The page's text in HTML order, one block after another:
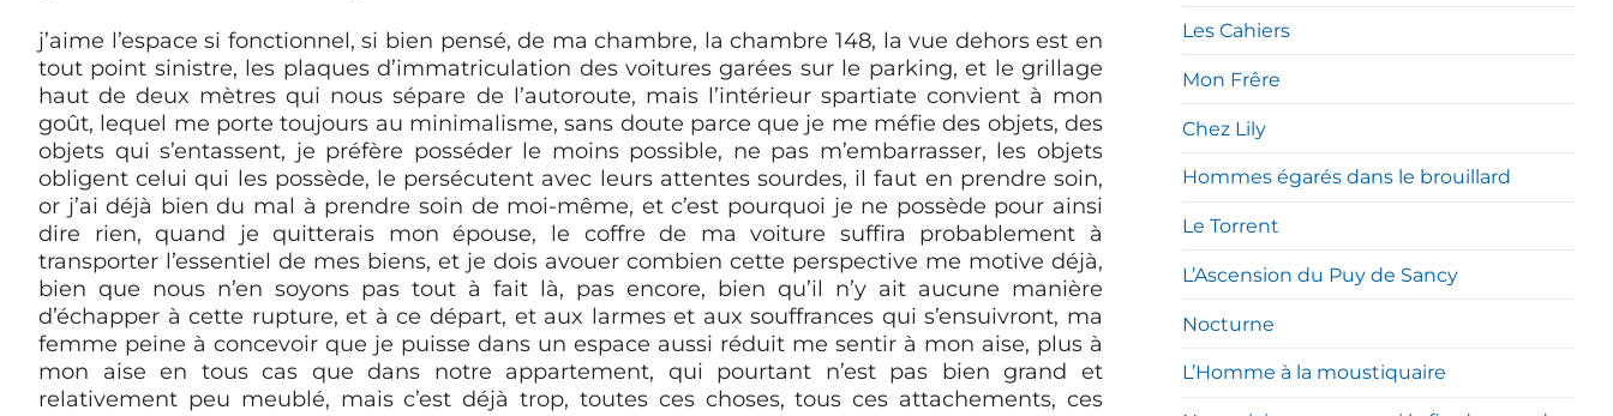
j’aime l’espace si fonctionnel, si bien pensé, de ma chambre, la chambre 148, la vue dehors est en
tout point sinistre, les plaques d’immatriculation des voitures garées sur le parking, et le grillage
haut de deux mètres qui nous sépare de l’autoroute, mais l’intérieur spartiate convient à mon
goût, lequel me porte toujours au minimalisme, sans doute parce que je me méfie des objets, des
objets qui s’entassent, je préfère posséder le moins possible, ne pas m’embarrasser, les objets
obligent celui qui les possède, le persécutent avec leurs attentes sourdes, il faut en prendre soin,
or j’ai déjà bien du mal à prendre soin de moi-même, et c’est pourquoi je ne possède pour ainsi
dire rien, quand je quitterais mon épouse, le coffre de ma voiture suffira probablement à
transporter l’essentiel de mes biens, et je dois avouer combien cette perspective me motive déjà,
bien que nous n’en soyons pas tout à fait là, pas encore, bien qu’il n’y ait aucune manière
d’échapper à cette rupture, et à ce départ, et aux larmes et aux souffrances qui s’ensuivront, ma
femme peine à concevoir que je puisse dans un espace aussi réduit me sentir à mon aise, plus à
mon aise en tous cas que dans notre appartement, qui pourtant n’est pas bien grand et
relativement peu meublé, mais c’est déjà trop, toutes ces choses, tous ces attachements, ces
Les Cahiers
Mon Frêre
Chez Lily
Hommes égarés dans le brouillard
Le Torrent
L’Ascension du Puy de Sancy
Nocturne
L’Homme à la moustiquaire